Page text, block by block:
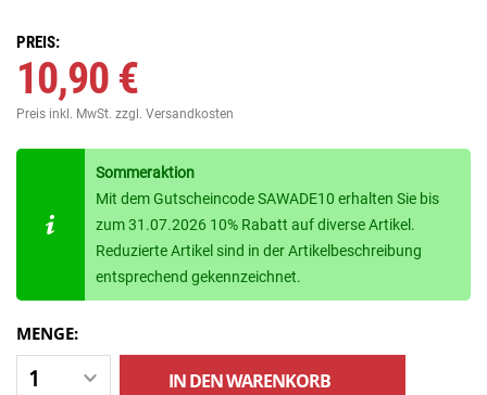
PREIS:
10,90 €
Preis inkl. MwSt. zzgl. Versandkosten
Sommeraktion
Mit dem Gutscheincode SAWADE10 erhalten Sie bis
zum 31.07.2026 10% Rabatt auf diverse Artikel.
Reduzierte Artikel sind in der Artikelbeschreibung
entsprechend gekennzeichnet.
MENGE:
IN DENWARENKORB